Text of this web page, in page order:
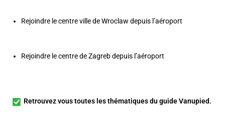
Rejoindre le centre ville de Wroclaw depuis l’aéroport
Rejoindre le centre de Zagreb depuis l’aéroport
Retrouvez vous toutes lesthématiques du guide Vanupied.